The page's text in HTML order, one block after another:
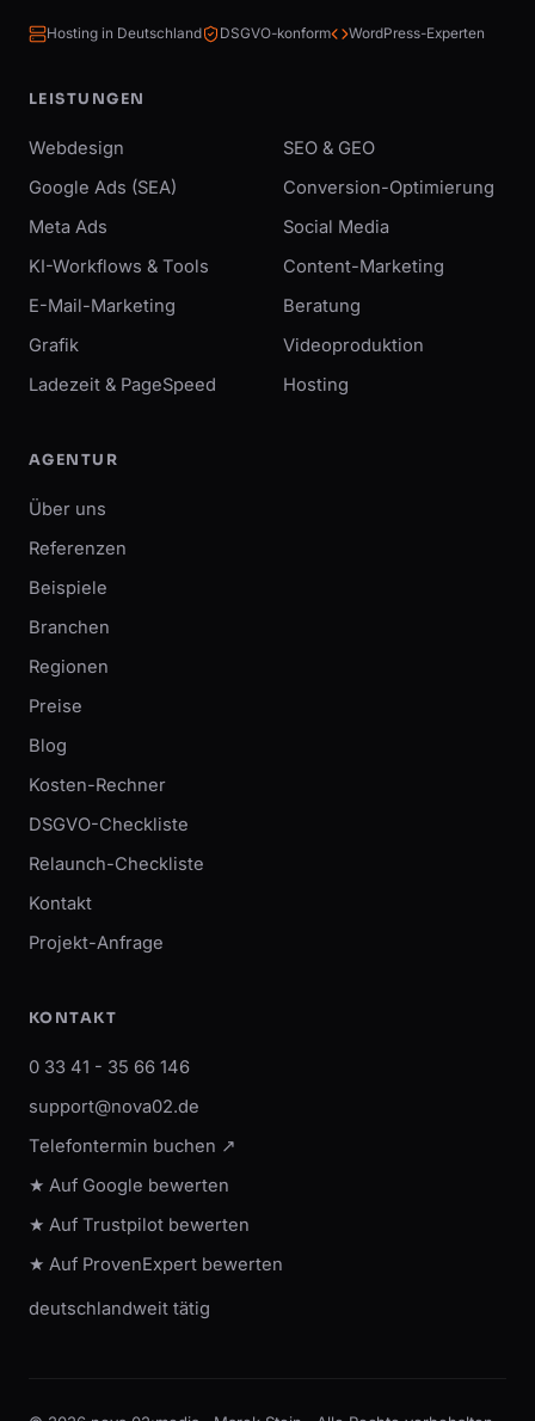
Hosting in Deutschland DSGVO-konform WordPress-Experten
LEISTUNGEN
Webdesign
SEO & GEO
Google Ads (SEA)
Conversion-Optimierung
Meta Ads
Social Media
KI-Workflows & Tools
Content-Marketing
E-Mail-Marketing
Beratung
Grafik
Videoproduktion
Ladezeit & PageSpeed
Hosting
AGENTUR
Über uns
Referenzen
Beispiele
Branchen
Regionen
Preise
Blog
Kosten-Rechner
DSGVO-Checkliste
Relaunch-Checkliste
Kontakt
Projekt-Anfrage
KONTAKT
0 33 41 - 35 66 146
support@nova02.de
Telefontermin buchen ↗
★ Auf Google bewerten
★ Auf Trustpilot bewerten
★ Auf ProvenExpert bewerten
deutschlandweit tätig